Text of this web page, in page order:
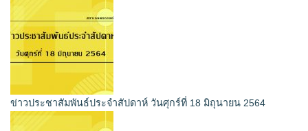
ข่าวประชาสัมพันธ์ประจำสัปดาห์ วันศุกร์ที่ 18 มิถุนายน 2564